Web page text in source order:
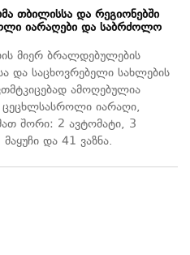
თბილისსა და რეგიონებში
იარაღები და საბრძოლო
მიერ ბრალდებულების
და საცხოვრებელი სახლების
ამოღებულია
ცეცხლსასროლი იარაღი,
შორი: 2 ავტომატი, 3
და 41 ვაზნა.